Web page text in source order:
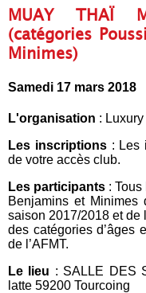
MUAY THAÏ
(catégories
Minimes)
Samedi 17 mars 2018
L'organisation :
Les inscriptions: Les
de votre accès club.
Les participants :
Benjamins et Minimes
saison 2017/2018 et de
des catégories d’âges
de l’AFMT.
Le lieu : SALLE DES
latte 59200 Tourcoing